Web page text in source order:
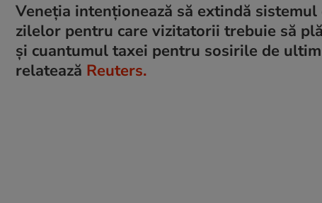
Veneţia intenționează să extindă
zilelor pentru care vizitatorii trebuie să
și cuantumul taxei pentru sosirile de
relatează Reuters.